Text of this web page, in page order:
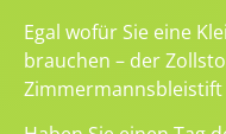
Egal wofür Sie eine
brauchen – der
Zimmermannsbleistift